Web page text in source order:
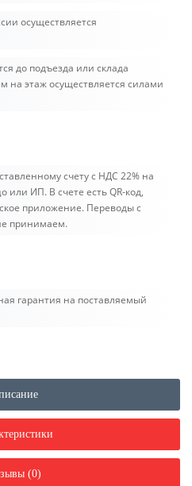
осуществляется
до подъезда или склада
на этаж осуществляется силами
счету c НДС 22% на
или ИП. В счете есть QR-код,
приложение. Переводы с
принимаем.
гарантия на поставляемый
(0)